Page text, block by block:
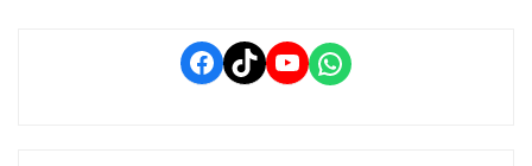
Facebook
TikTokYouTube
WhatsApp